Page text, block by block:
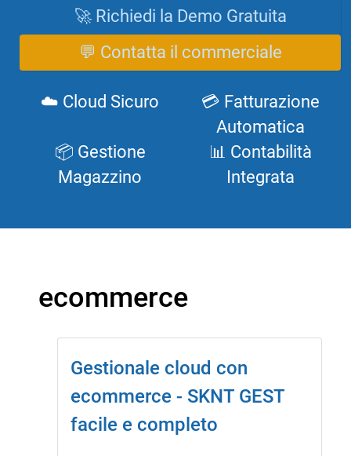
🚀 Richiedi la Demo Gratuita
💬 Contatta il commerciale
☁️ Cloud Sicuro
💳 Fatturazione
Automatica
📦 Gestione
Magazzino
📊 Contabilità
Integrata
ecommerce
Gestionale cloud con
ecommerce - SKNT GEST
facile e completo